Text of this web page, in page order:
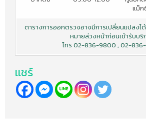
แม็ก
ตารางการออกตรวจอาจมีการเปลี่ยนแปลง
หมายล่วงหน้าก่อนเข้ารับบริ
โทร 02-836-9800 , 02-
เเชร์